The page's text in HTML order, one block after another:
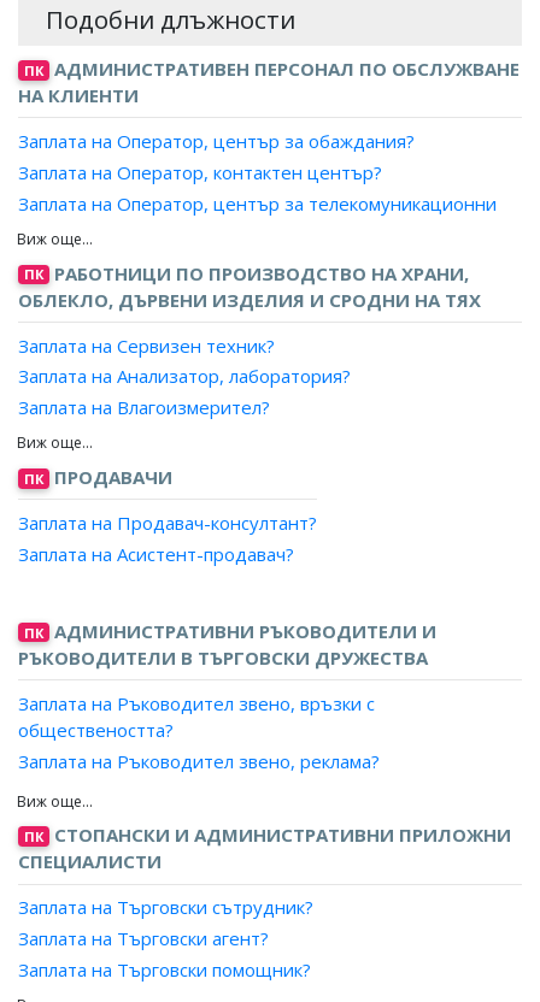
Подобни длъжности
ПК АДМИНИСТРАТИВЕН ПЕРСОНАЛ ПО ОБСЛУЖВАНЕ
НА КЛИЕНТИ
Заплата на Оператор, център за обаждания?
Заплата на Оператор, контактен център?
Заплата на Оператор, център за телекомуникационни
услуги?
Заплата на Специалист, телефон на зрителя?
Заплата на Информатор, пътническо обслужване?
ПК РАБОТНИЦИ ПО ПРОИЗВОДСТВО НА ХРАНИ,
ОБЛЕКЛО, ДЪРВЕНИ ИЗДЕЛИЯ И СРОДНИ НА ТЯХ
Заплата на Сервизен техник?
Заплата на Анализатор, лаборатория?
Заплата на Влагоизмерител?
Заплата на Измервач, феритни и магнитни изделия?
Заплата на Изчислител, грешки и отчетник?
Заплата на Лаборант?
Заплата на Пробовземач?
Заплата на Рентгенометрист?
Заплата на Хидрометеорологичен/агрометеорологичен
наблюдател?
Заплата на Хидронаблюдател?
Заплата на Дефектоскопист, лаборатория?
Заплата на Дозиметрист, лаборатория?
Заплата на Просветлител, оптични елементи?
Заплата на Формовчик, стъклени лещи?
Заплата на Хронометражист?
Заплата на Аранжьор, цветя?
Заплата на Работник, радиационен контрол и
дезактивация?
Заплата на Работници по поддръжка и ремонт на
железопътните съоръжения в тунел на метрополитен?
ПК ПРОДАВАЧИ
Заплата на Продавач-консултант?
Заплата на Асистент-продавач?
ПК АДМИНИСТРАТИВНИ РЪКОВОДИТЕЛИ И
РЪКОВОДИТЕЛИ В ТЪРГОВСКИ ДРУЖЕСТВА
Заплата на Ръководител звено, връзки с
обществеността?
Заплата на Ръководител звено, реклама?
Заплата на Мениджър, връзки с обществеността?
Заплата на Мениджър, реклама?
Заплата на Управител, реклама и връзки с
обществеността?
ПК
СТОПАНСКИ И АДМИНИСТРАТИВНИ ПРИЛОЖНИ
СПЕЦИАЛИСТИ
Заплата на Търговски сътрудник?
Заплата на Търговски агент?
Заплата на Търговски помощник?